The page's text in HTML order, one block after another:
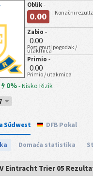
Oblik -
0.00 Konačni
Zabio -
0.00
Postignuti pogodak /
utakmica
Primio -
0.00
Primio / utakmica
0%-Nisko Rizik
Südwest DFB Pokal
Domaća statistika
Eintracht Trier 05